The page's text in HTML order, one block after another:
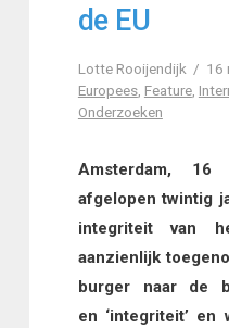
de EU
Lotte Rooijendijk
16
Europees, Feature,
Onderzoeken
Amsterdam,
afgelopen twintig
integriteit van
aanzienlijk
burger naar de
en ‘integriteit’ en